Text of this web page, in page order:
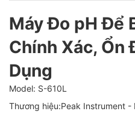
Máy Đo pH Để
Chính Xác, Ổn
Dụng
Model: S-610L
Thương hiệu:Peak Instrument -